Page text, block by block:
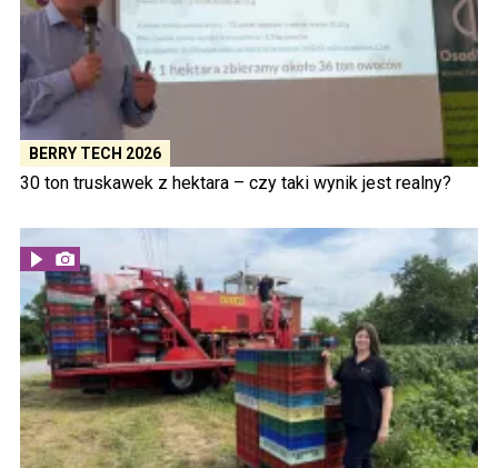
BERRY TECH 2026
30 ton truskawek z hektara – czy taki wynik jest realny?